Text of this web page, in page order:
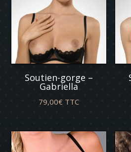
Soutien-gorge –
Gabriella
79,00€ TTC